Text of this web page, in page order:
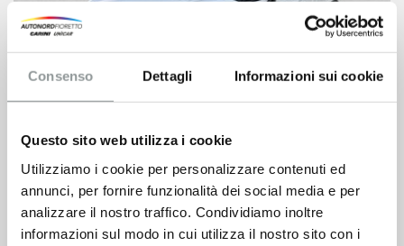
Consenso Dettagli Informazioni sui cookie
Questo sito web utilizza i cookie
Utilizziamo i cookie per personalizzare contenuti ed
annunci, per fornire funzionalità dei social media e per
analizzare il nostro traffico. Condividiamo inoltre
informazioni sul modo in cui utilizza il nostro sito con i
Citroen C3 aircross
10.900 € 9.900€